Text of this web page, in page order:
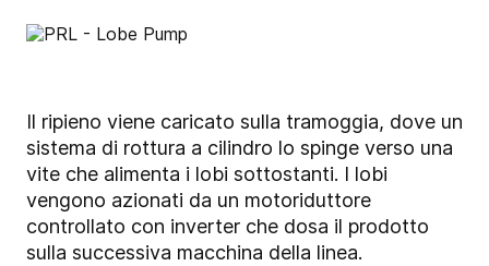
Il ripieno viene caricato sulla tramoggia, dove un
sistema di rottura a cilindro lo spinge verso una
vite che alimenta i lobi sottostanti. I lobi
vengono azionati da un motoriduttore
controllato con inverter che dosa il prodotto
sulla successiva macchina della linea.